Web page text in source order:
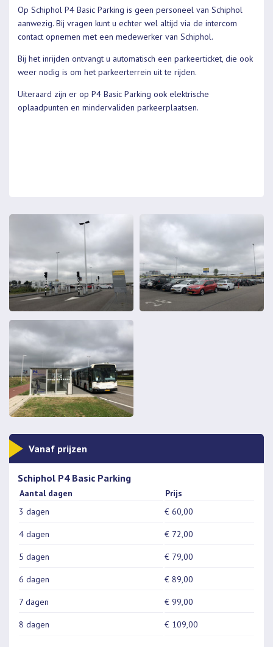
Op Schiphol P4 Basic Parking is geen personeel van Schiphol
aanwezig. Bij vragen kunt u echter wel altijd via de intercom
contact opnemen met een medewerker van Schiphol.
Bij het inrijden ontvangt u automatisch een parkeerticket, die ook
weer nodig is om het parkeerterrein uit te rijden.
Uiteraard zijn er op P4 Basic Parking ook elektrische
oplaadpunten en mindervaliden parkeerplaatsen.
Vanaf prijzen
Schiphol P4 Basic Parking
Aantal dagen
Prijs
3 dagen
€ 60,00
4 dagen € 72,00
5 dagen € 79,00
6 dagen € 89,00
7 dagen € 99,00
8 dagen € 109,00